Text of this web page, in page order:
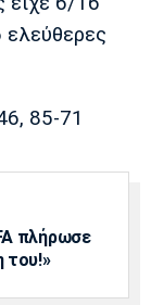
85-71
πλήρωσε
του!»